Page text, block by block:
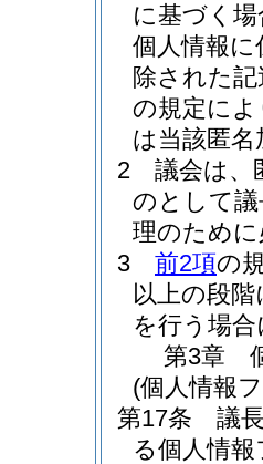
に基づく
個人情報
除された
の規定に
は当該匿
2
議会は、
のとして
理のため
3
前2項の
以上の段
を行う場
第3章
(個人情報
第17条
議
る個人情